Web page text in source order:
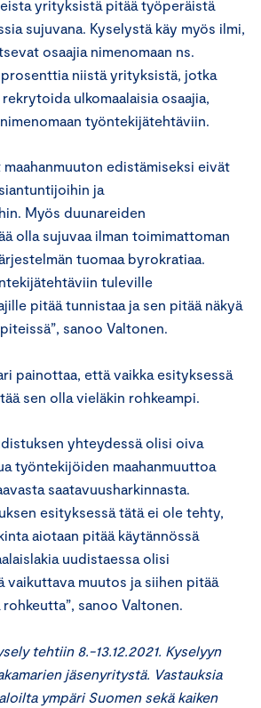
yrityksistä pitää työperäistä
sujuvana. Kyselystä käy myös ilmi,
osaajia nimenomaan ns.
niistä yrityksistä, jotka
ulkomaalaisia osaajia,
työntekijätehtäviin.
edistämiseksi eivät
ja
Myös duunareiden
olla sujuvaa ilman toimimattoman
tuomaa byrokratiaa.
tuleville
pitää tunnistaa ja sen pitää näkyä
sanoo Valtonen.
painottaa, että vaikka esityksessä
sen olla vieläkin rohkeampi.
yhteydessä olisi oiva
työntekijöiden maahanmuuttoa
saatavuusharkinnasta.
esityksessä tätä ei ole tehty,
aiotaan pitää käytännössä
uudistaessa olisi
vaikuttava muutos ja siihen pitää
sanoo Valtonen.
tehtiin 8.-13.12.2021. Kyselyyn
jäsenyritystä. Vastauksia
ympäri Suomen sekä kaiken